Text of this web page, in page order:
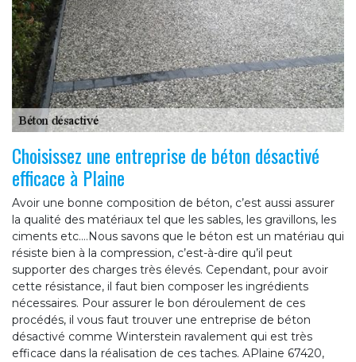
Choisissez une entreprise de béton désactivé
efficace à Plaine
Avoir une bonne composition de béton, c’est aussi assurer
la qualité des matériaux tel que les sables, les gravillons, les
ciments etc.…Nous savons que le béton est un matériau qui
résiste bien à la compression, c’est-à-dire qu’il peut
supporter des charges très élevés. Cependant, pour avoir
cette résistance, il faut bien composer les ingrédients
nécessaires. Pour assurer le bon déroulement de ces
procédés, il vous faut trouver une entreprise de béton
désactivé comme Winterstein ravalement qui est très
efficace dans la réalisation de ces taches. APlaine 67420,